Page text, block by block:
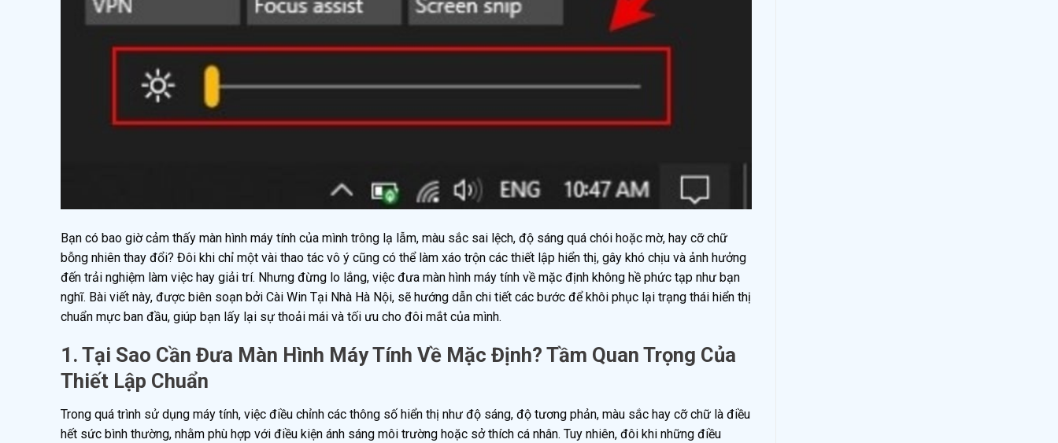
Bạn có bao giờ cảm thấy màn hình máy tính của mình trông lạ lẫm, màu sắc sai lệch, độ sáng quá chói hoặc mờ, hay cỡ chữ
bỗng nhiên thay đổi? Đôi khi chỉ một vài thao tác vô ý cũng có thể làm xáo trộn các thiết lập hiển thị, gây khó chịu và ảnh hưởng
đến trải nghiệm làm việc hay giải trí. Nhưng đừng lo lắng, việc đưa màn hình máy tính về mặc định không hề phức tạp như bạn
nghĩ. Bài viết này, được biên soạn bởi Cài Win Tại Nhà Hà Nội, sẽ hướng dẫn chi tiết các bước để khôi phục lại trạng thái hiển thị
chuẩn mực ban đầu, giúp bạn lấy lại sự thoải mái và tối ưu cho đôi mắt của mình.
1. Tại Sao Cần Đưa Màn Hình Máy Tính Về Mặc Định? Tầm Quan Trọng Của
Thiết Lập Chuẩn
Trong quá trình sử dụng máy tính, việc điều chỉnh các thông số hiển thị như độ sáng, độ tương phản, màu sắc hay cỡ chữ là điều
hết sức bình thường, nhằm phù hợp với điều kiện ánh sáng môi trường hoặc sở thích cá nhân. Tuy nhiên, đôi khi những điều